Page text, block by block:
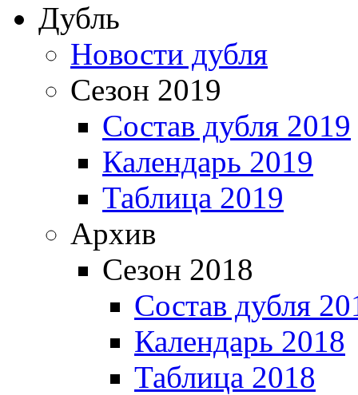
Дубль
Новости дубля
Сезон 2019
Состав дубля 2019
Календарь 2019
Таблица 2019
Архив
Сезон 2018
Состав дубля
Календарь 2018
Таблица 2018